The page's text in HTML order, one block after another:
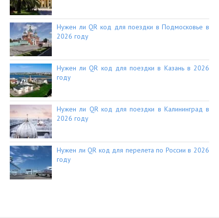
Нужен ли QR код для поездки в Подмосковье в
2026 году
Нужен ли QR код для поездки в Казань в 2026
году
Нужен ли QR код для поездки в Калининград в
2026 году
Нужен ли QR код для перелета по России в 2026
году